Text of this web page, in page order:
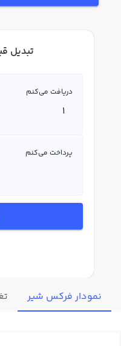
تبدیل
دریافت می‌کنم
پرداخت می‌کنم
نمودار فرکس شیر